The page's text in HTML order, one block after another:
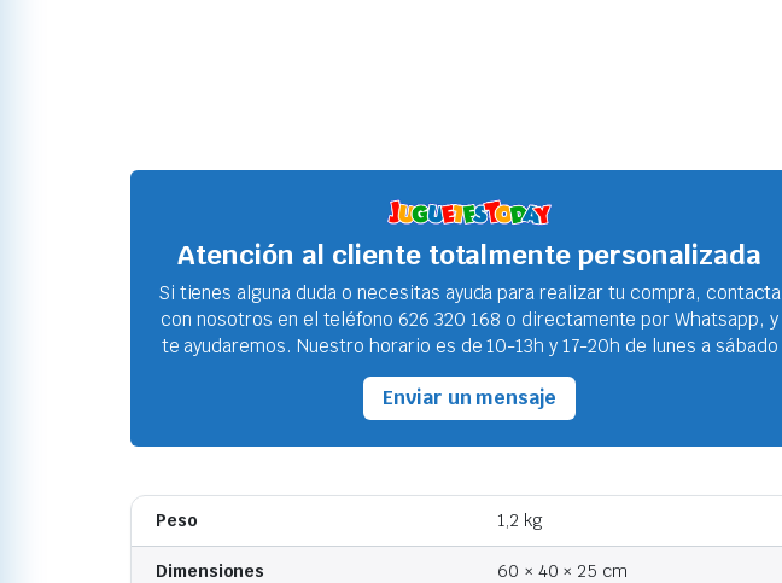
Atención al cliente totalmente personalizada
Si tienes alguna duda o necesitas ayuda para realizar tu compra, contacta
con nosotros en el teléfono 626 320 168 o directamente por Whatsapp, y
te ayudaremos. Nuestro horario es de 10-13h y 17-20h de lunes a sábado
Enviar un mensaje
Peso 1,2 kg
Dimensiones 60 × 40 × 25 cm